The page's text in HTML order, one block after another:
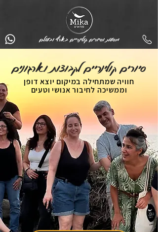
מסעות וסיורים קולינריים בארץ ובעולם
סיורים קולינריים לקבוצות וארגונים
חוויה שמתחילה במיקום יוצא דופן
וממשיכה לחיבור אנושי וטעים